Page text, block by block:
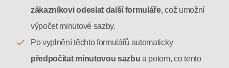
zákazníkovi odeslat další formuláře, což umožní
výpočet minutové sazby.
Po vyplnění těchto formulářů automaticky
předpočítat minutovou sazbu a potom, co tento